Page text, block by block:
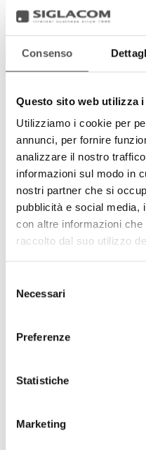
Consenso
Questo sito web utilizza
Utilizziamo i cookie per
annunci, per fornire
analizzare il nostro
informazioni sul modo in
nostri partner che si
pubblicità e social media,
con altre informazioni
raccolto dal suo utilizzo
delNecessari
Preferenze
Statistiche
Marketing